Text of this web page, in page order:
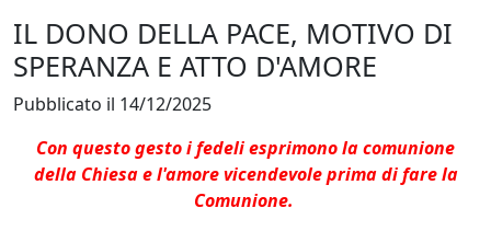
IL DONO DELLA PACE, MOTIVO DI
SPERANZA E ATTO D'AMORE
Pubblicato il 14/12/2025
Con questo gesto i fedeli esprimono la comunione
della Chiesa e l'amore vicendevole prima di fare la
Comunione.